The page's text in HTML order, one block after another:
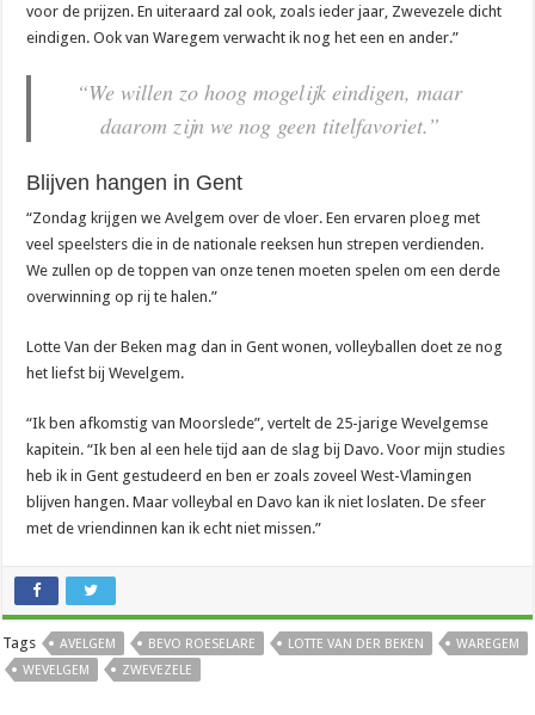
voor de prijzen. En uiteraard zal ook, zoals ieder jaar, Zwevezele dicht
eindigen. Ook van Waregem verwacht ik nog het een en ander.”
“We willen zo hoog mogelijk eindigen, maar
daarom zijn we nog geen titelfavoriet.”
Blijven hangen in Gent
“Zondag krijgen we Avelgem over de vloer. Een ervaren ploeg met
veel speelsters die in de nationale reeksen hun strepen verdienden.
We zullen op de toppen van onze tenen moeten spelen om een derde
overwinning op rij te halen.”
Lotte Van der Beken mag dan in Gent wonen, volleyballen doet ze nog
het liefst bij Wevelgem.
“Ik ben afkomstig van Moorslede”, vertelt de 25-jarige Wevelgemse
kapitein. “Ik ben al een hele tijd aan de slag bij Davo. Voor mijn studies
heb ik in Gent gestudeerd en ben er zoals zoveel West-Vlamingen
blijven hangen. Maar volleybal en Davo kan ik niet loslaten. De sfeer
met de vriendinnen kan ik echt niet missen.”
Tags AVELGEM BEVO ROESELARE LOTTE VAN DER BEKEN
WAREGEM
WEVELGEM
ZWEVEZELE